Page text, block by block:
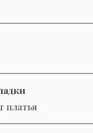
платья